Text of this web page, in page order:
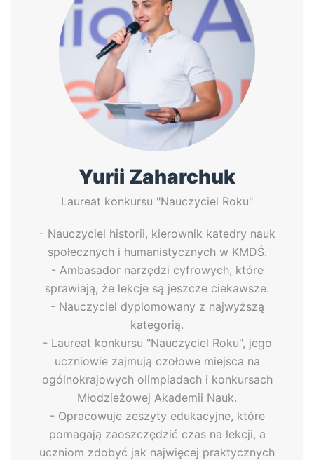
Yurii Zaharchuk
Laureat konkursu "Nauczyciel Roku"
- Nauczyciel historii, kierownik katedry nauk
społecznych i humanistycznych w KMDŚ.
- Ambasador narzędzi cyfrowych, które
sprawiają, że lekcje są jeszcze ciekawsze.
- Nauczyciel dyplomowany z najwyższą
kategorią.
- Laureat konkursu "Nauczyciel Roku", jego
uczniowie zajmują czołowe miejsca na
ogólnokrajowych olimpiadach i konkursach
Młodzieżowej Akademii Nauk.
- Opracowuje zeszyty edukacyjne, które
pomagają zaoszczędzić czas na lekcji, a
uczniom zdobyć jak najwięcej praktycznych